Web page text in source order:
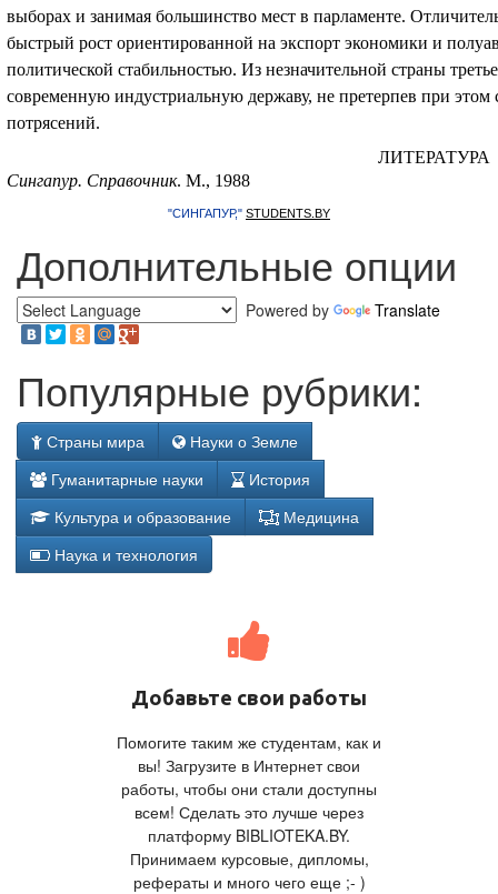
выборах и занимая большинство мест в парламенте.
быстрый рост ориентированной на экспорт экономики и
политической стабильностью. Из незначительной страны
современную индустриальную державу, не претерпев при
потрясений.
ЛИТЕРАТУРА
Сингапур. Справочник. М., 1988
"СИНГАПУР," STUDENTS.BY
Дополнительные опции
Powered by Translate
Популярные рубрики:
Страны мира
Науки о Земле
Гуманитарные науки
История
Культура и образование
Медицина
Наука и технология
Добавьте свои работы
Помогите таким же студентам, как и
вы! Загрузите в Интернет свои
работы, чтобы они стали доступны
всем! Сделать это лучше через
платформу BIBLIOTEKA.BY.
Принимаем курсовые, дипломы,
рефераты и много чего еще ;- )